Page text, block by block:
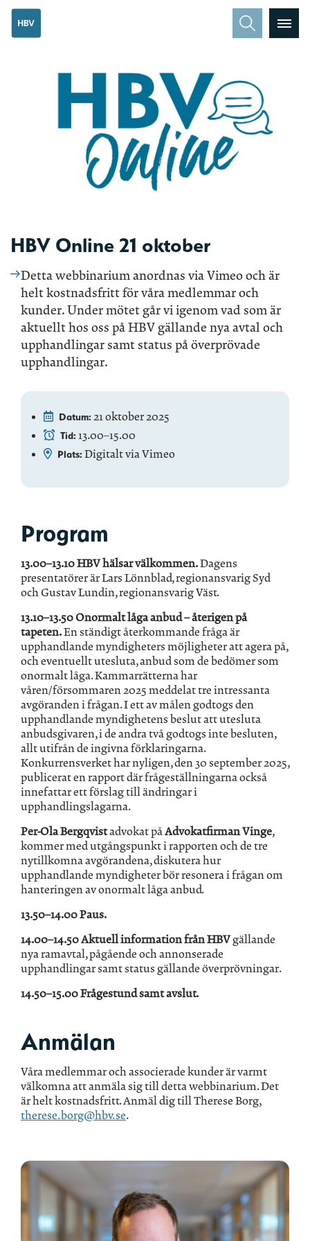
Datum: 21 oktober 2025
Tid: 13.00–15.00
Plats: Digitalt via Vimeo
HBV Online 21 oktober
Detta webbinarium anordnas via Vimeo och är
helt kostnadsfritt för våra medlemmar och
kunder. Under mötet går vi igenom vad som är
aktuellt hos oss på HBV gällande nya avtal och
upphandlingar samt status på överprövade
upphandlingar.
Program
13.00–13.10 HBV hälsar välkommen.Dagens
presentatörer är Lars Lönnblad, regionansvarig Syd
och Gustav Lundin, regionansvarig Väst.
13.10–13.50 Onormalt låga anbud – återigen på
tapeten.En ständigt återkommande fråga är
upphandlande myndigheters möjligheter att agera på,
och eventuellt utesluta, anbud som de bedömer som
onormalt låga. Kammarrätterna har
våren/försommaren 2025 meddelat tre intressanta
avgöranden i frågan. I ett av målen godtogs den
upphandlande myndighetens beslut att utesluta
anbudsgivaren, i de andra två godtogs inte besluten,
allt utifrån de ingivna förklaringarna.
Konkurrensverket har nyligen, den 30 september 2025,
publicerat en rapport där frågeställningarna också
innefattar ett förslag till ändringar i
upphandlingslagarna.
Per-Ola Bergqvistadvokat påAdvokatfirman Vinge,
kommer med utgångspunkt i rapporten och de tre
nytillkomna avgörandena, diskutera hur
upphandlande myndigheter bör resonera i frågan om
hanteringen av onormalt låga anbud.
13.50–14.00 Paus.
14.00–14.50 Aktuell information från HBVgällande
nya ramavtal, pågående och annonserade
upphandlingar samt status gällande överprövningar.
14.50–15.00 Frågestund samt avslut.
Anmälan
Våra medlemmar och associerade kunder är varmt
välkomna att anmäla sig till detta webbinarium. Det
är helt kostnadsfritt. Anmäl dig till Therese Borg,
therese.borg@hbv.se.